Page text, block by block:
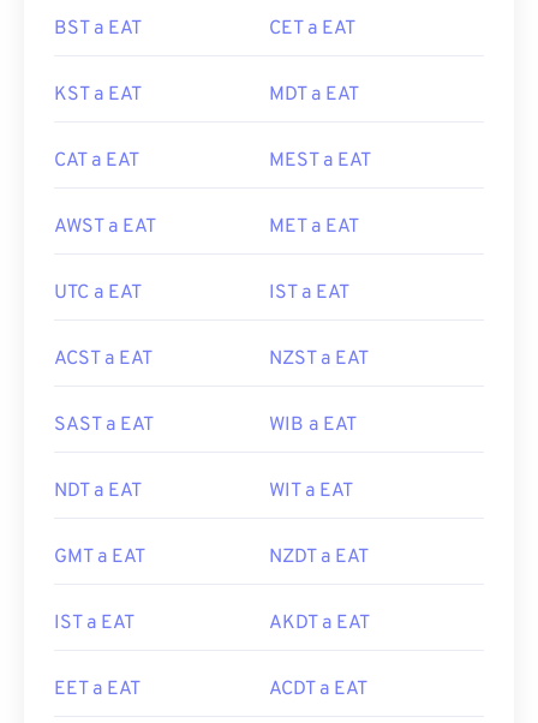
BST a EAT CET a EAT
KST a EAT MDT a EAT
CAT a EAT MEST a EAT
AWST a EAT MET a EAT
UTC a EAT IST a EAT
ACST a EAT NZST a EAT
SAST a EAT WIB a EAT
NDT a EAT WIT a EAT
GMT a EAT NZDT a EAT
IST a EAT AKDT a EAT
EET a EAT ACDT a EAT